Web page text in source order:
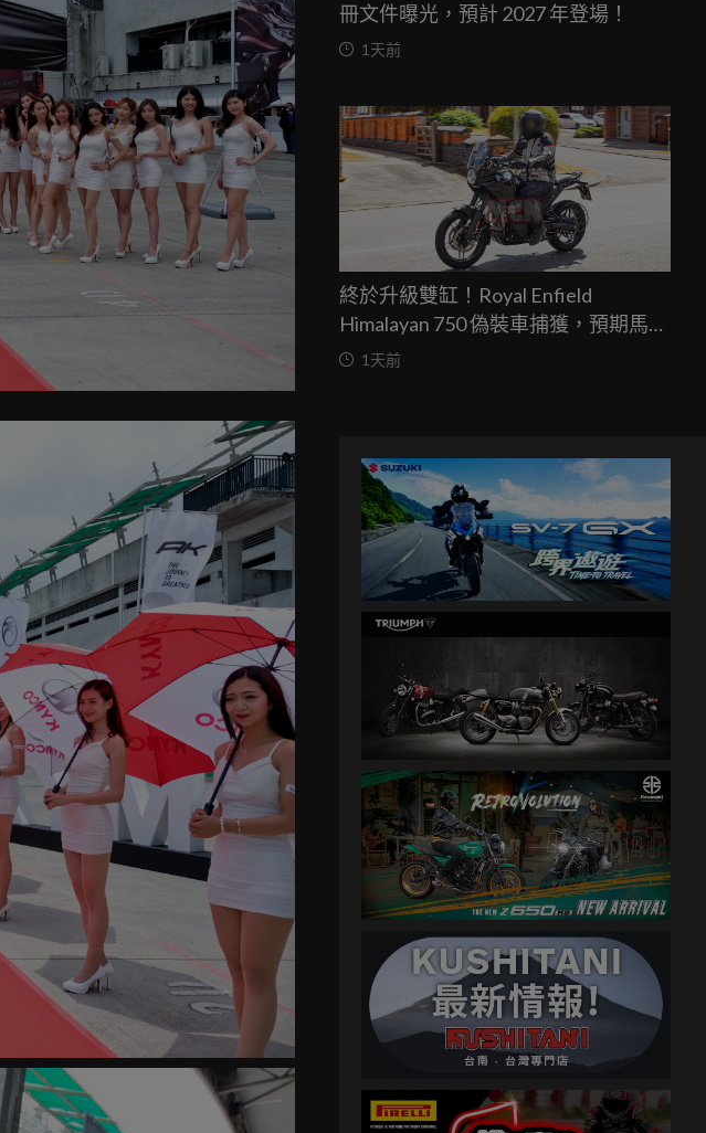
冊文件曝光，預計 2027 年登場！
1天前
終於升級雙缸！Royal Enfield
Himalayan 750 偽裝車捕獲，預期馬力
突破67匹，最快米蘭車展亮相
1天前